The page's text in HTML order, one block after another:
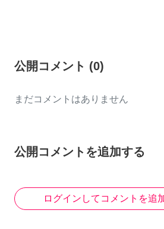
公開コメント (0)
まだコメントはありません
公開コメントを追加する
ログインしてコメントを追